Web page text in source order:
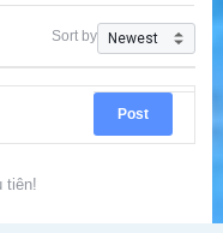
Sort by
Post
tiên!